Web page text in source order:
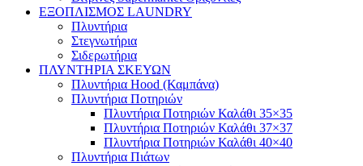
ΕΞΟΠΛΙΣΜΟΣ LAUNDRY
Πλυντήρια
Στεγνωτήρια
Σιδερωτήρια
ΠΛΥΝΤΗΡΙΑ ΣΚΕΥΩΝ
Πλυντήρια Hood (Καμπάνα)
Πλυντήρια Ποτηριών
Πλυντήρια Ποτηριών Καλάθι 35×35
Πλυντήρια Ποτηριών Καλάθι 37×37
Πλυντήρια Ποτηριών Καλάθι 40×40
Πλυντήρια Πιάτων